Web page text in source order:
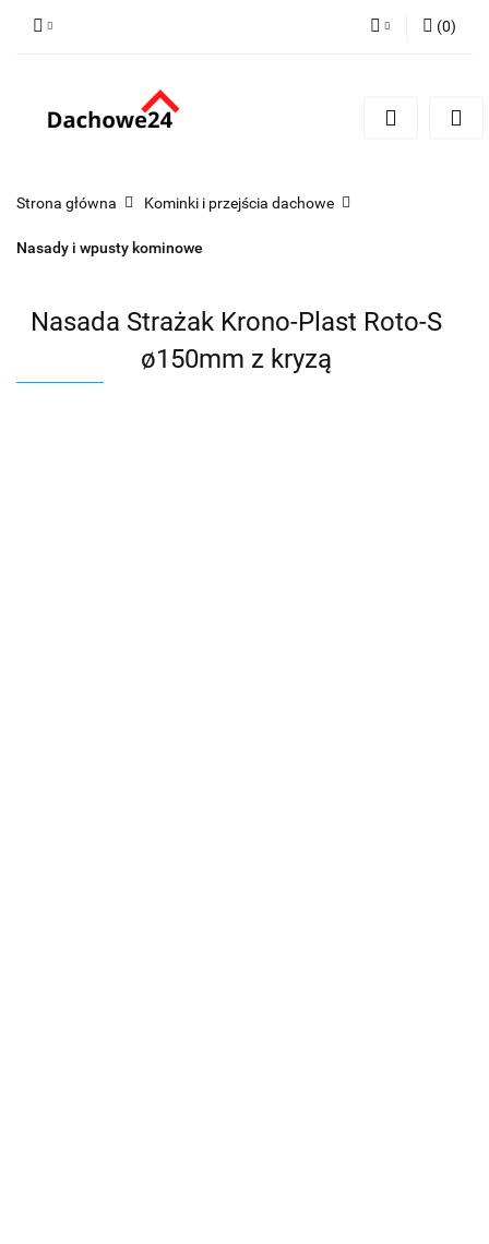
Zarejestruj się
(0)
Strona główna Kominki i przejścia dachowe
Nasady i wpusty kominowe
Nasada Strażak Krono-Plast Roto-S
ø150mm z kryzą